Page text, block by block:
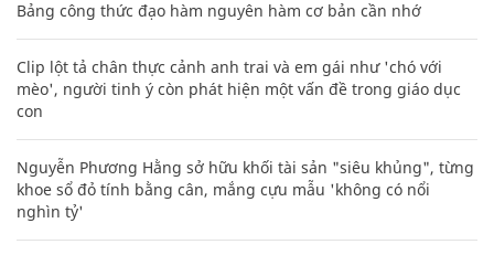
Bảng công thức đạo hàm nguyên hàm cơ bản cần nhớ
Clip lột tả chân thực cảnh anh trai và em gái như 'chó với
mèo', người tinh ý còn phát hiện một vấn đề trong giáo dục
con
Nguyễn Phương Hằng sở hữu khối tài sản "siêu khủng", từng
khoe sổ đỏ tính bằng cân, mắng cựu mẫu 'không có nổi
nghìn tỷ'